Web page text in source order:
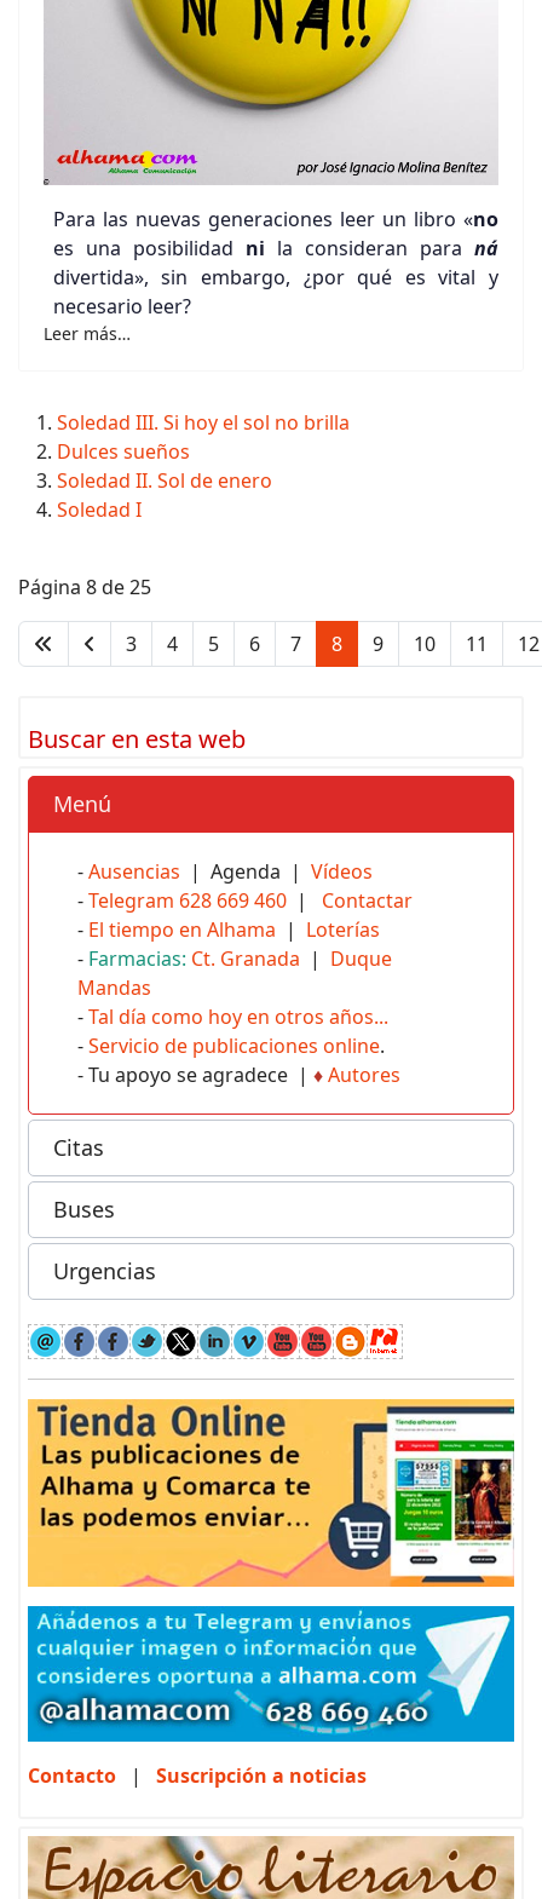
Para las nuevas generaciones leer un libro «no
es una posibilidad ni la consideran paraná
divertida», sin embargo, ¿por qué es vital y
necesario leer?
Leer más…
Soledad III. Si hoy el sol no brilla
Dulces sueños
Soledad II. Sol de enero
Soledad I
Página 8 de 25
3 4 5 6 7 8 9 10 11 12
Buscar en esta web
Menú
-Ausencias | Agenda | Vídeos
-Telegram 628 669 460 | Contactar
- El tiempo en Alhama | Loterías
- Farmacias: Ct. Granada | Duque
Mandas
-Tal día como hoy en otros años...
-Servicio de publicaciones online.
- Tu apoyo se agradece | ♦Autores
Citas
Buses
Urgencias
Contacto | Suscripción a noticias